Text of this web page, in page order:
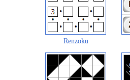
Renzoku